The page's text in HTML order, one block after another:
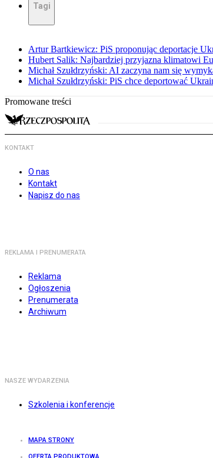
Tagi
Artur Bartkiewicz: PiS proponując deportacje
Hubert Salik: Najbardziej przyjazna klimatowi
Michał Szułdrzyński: AI zaczyna nam się
Michał Szułdrzyński: PiS chce deportować
Promowane treści
KONTAKT
O nas
Kontakt
Napisz do nas
REKLAMA I PRENUMERATA
Reklama
Ogłoszenia
Prenumerata
Archiwum
NASZE WYDARZENIA
Szkolenia i konferencje
MAPA STRONY